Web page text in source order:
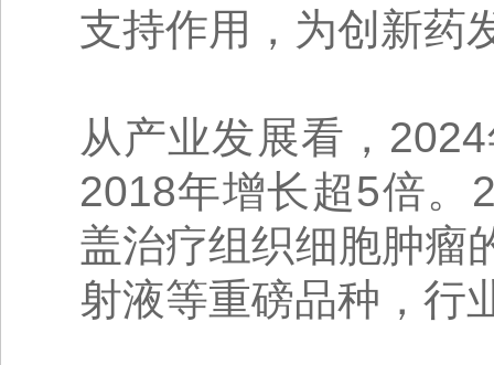
支持作用，为创新药
从产业发展看，
2018年增长超5倍。
盖治疗组织细胞肿瘤
射液等重磅品种，行